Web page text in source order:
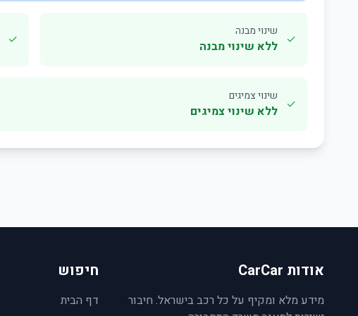
✓
שינוי מבנה
ללא שינוי מבנה ✓
✓
שינוי צמיגים
ללא שינוי צמיגים
אודות CarCar
מידע מלא ומקיף על כל רכב בישראל. חיבור
חיפוש
דף הבית